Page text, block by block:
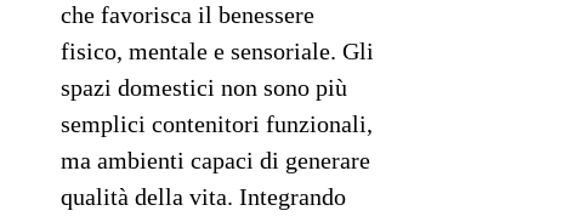
che favorisca il benessere
fisico, mentale e sensoriale. Gli
spazi domestici non sono più
semplici contenitori funzionali,
ma ambienti capaci di generare
qualità della vita. Integrando